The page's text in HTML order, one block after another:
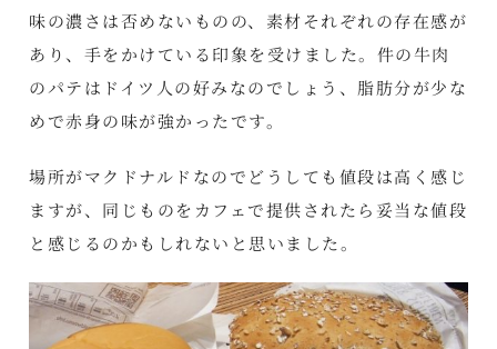
味の濃さは否めないものの、素材それぞれの存在感が
あり、手をかけている印象を受けました。件の牛肉
のパテはドイツ人の好みなのでしょう、脂肪分が少な
めで赤身の味が強かったです。
場所がマクドナルドなのでどうしても値段は高く感じ
ますが、同じものをカフェで提供されたら妥当な値段
と感じるのかもしれないと思いました。